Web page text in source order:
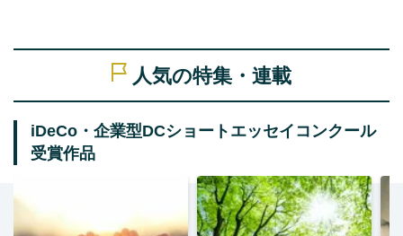
人気の特集・連載
iDeCo・企業型DCショートエッセイコンクール
受賞作品